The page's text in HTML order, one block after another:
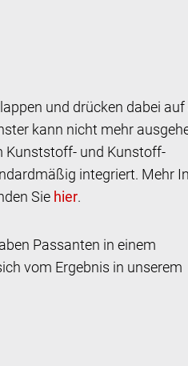
und drücken dabei auf
kann nicht mehr
Kunststoff- und Kunstoff-
integriert. Mehr
Sie
.
Passanten in einem
vom Ergebnis in unserem